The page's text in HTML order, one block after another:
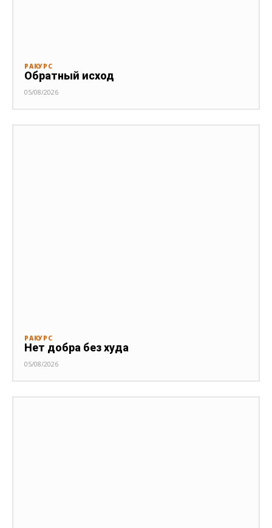
РАКУРС
Обратный исход
05/08/2026
РАКУРС
Нет добра без худа
05/08/2026